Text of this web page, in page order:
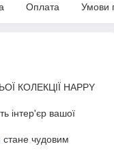
Оплата Умови
КОЛЕКЦІЇ HAPPY
інтер'єр вашої
стане чудовим